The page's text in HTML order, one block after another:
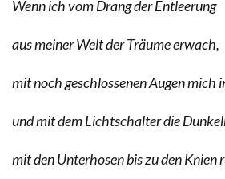
Wenn ich vom Drang der Entleerung
aus meiner Welt der Träume erwach,
mit noch geschlossenen Augen mich
und mit dem Lichtschalter die
mit den Unterhosen bis zu den Knien